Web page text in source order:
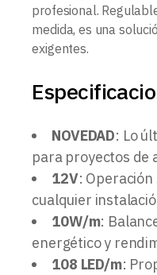
profesional.
medida, es una
exigentes.
NOVEDAD: Lo
para proyectos de
12V:
cualquier
10W/m:
energético y
108 LED/m: